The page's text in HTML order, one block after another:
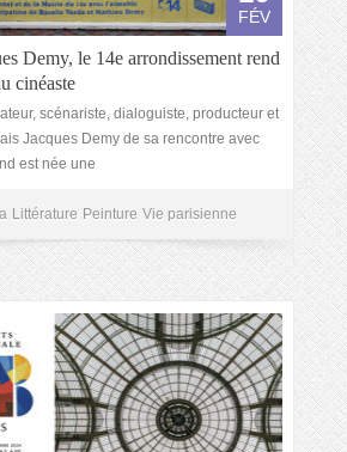
FÉV
Demy, le 14e arrondissement rend
cinéaste
scénariste, dialoguiste, producteur et
Jacques Demy de sa rencontre avec
est née une
Littérature Peinture Vie parisienne